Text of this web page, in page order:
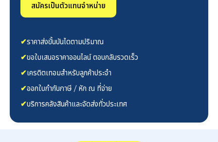
สมัครเป็นตัวแทนจำหน่าย
✔ราคาส่งขั้นบันไดตามปริมาณ
✔ขอใบเสนอราคาออนไลน์ ตอบกลับรวดเร็ว
✔เครดิตเทอมสำหรับลูกค้าประจำ
✔ออกใบกำกับภาษี / หัก ณ ที่จ่าย
✔บริการคลังสินค้าและจัดส่งทั่วประเทศ